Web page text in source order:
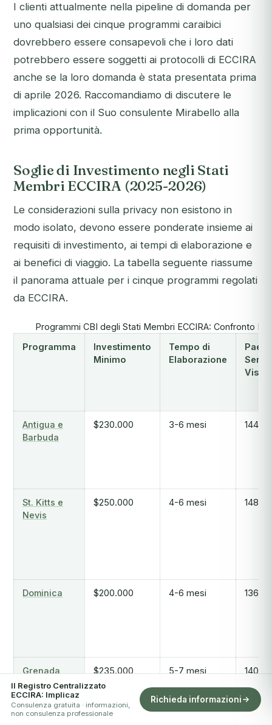
I clienti attualmente nella pipeline di domanda per
uno qualsiasi dei cinque programmi caraibici
dovrebbero essere consapevoli che i loro dati
potrebbero essere soggetti ai protocolli di ECCIRA
anche se la loro domanda è stata presentata prima
di aprile 2026. Raccomandiamo di discutere le
implicazioni con il Suo consulente Mirabello alla
prima opportunità.
Soglie di Investimento negli Stati
Membri ECCIRA (2025-2026)
Le considerazioni sulla privacy non esistono in
modo isolato, devono essere ponderate insieme ai
requisiti di investimento, ai tempi di elaborazione e
ai benefici di viaggio. La tabella seguente riassume
il panorama attuale per i cinque programmi regolati
da ECCIRA.
Programmi CBI degli Stati Membri ECCIRA: Confronto
Programma
Investimento
Minimo
Tempo di
Elaborazione
Paesi
Senza
Visto
Antigua e
Barbuda
$230.000 3-6 mesi 144
St. Kitts e
Nevis
$250.000 4-6 mesi 148
Dominica $200.000 4-6 mesi 136
Grenada $235.000 5-7 mesi 140
Il Registro Centralizzato
ECCIRA: Implicaz
Consulenza gratuita · informazioni,
non consulenza professionale
Richieda informazioni